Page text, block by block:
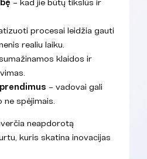
– kad jie būtų tikslūs ir
procesai leidžia gauti
realiu laiku.
klaidos ir
– vadovai gali
spėjimais.
neapdorotą
kuris skatina inovacijas